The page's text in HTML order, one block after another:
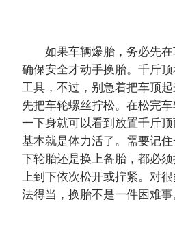
如果车辆爆胎，务必先在
确保安全才动手换胎。千斤
工具，不过，别急着把车顶
先把车轮螺丝拧松。在松完
一下身就可以看到放置千斤
基本就是体力活了。需要记
下轮胎还是换上备胎，都必
上到下依次松开或拧紧。对
法得当，换胎不是一件困难事